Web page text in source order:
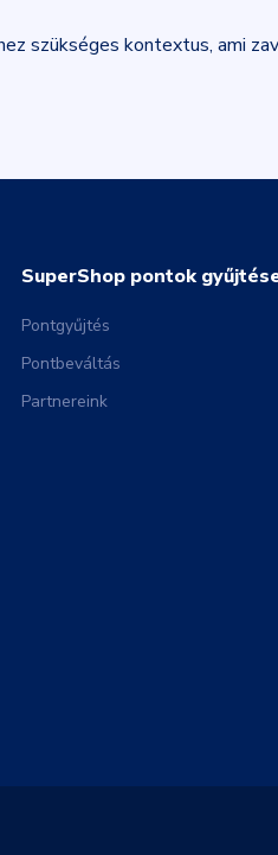
szükséges kontextus, ami
SuperShop pontok
Pontgyűjtés
Pontbeváltás
Partnereink